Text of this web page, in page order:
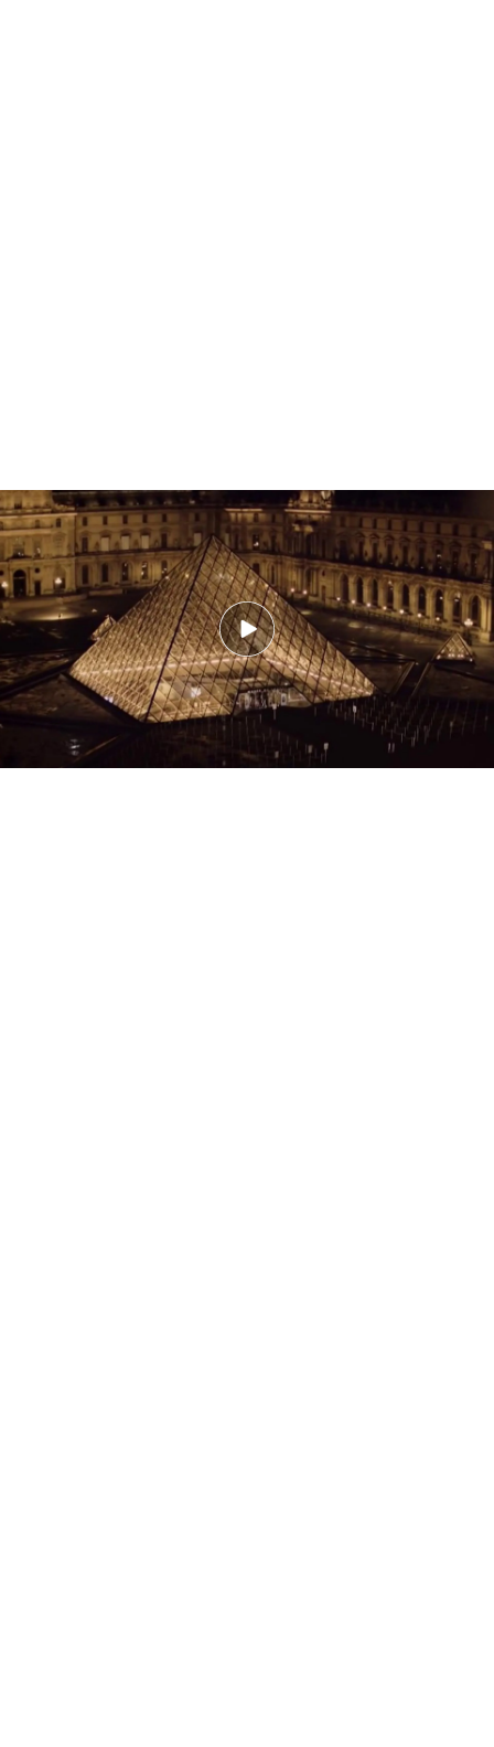
Lupin, la serie que pudo inspirar el robo del Louvre: ¿dará pistas verla?
Laia Forés ha presenciado la vuelta de las infinitas
colas y típicas fotografías junto a la pirámide de la
entrada de la reconocida pinacoteca parisina. Sin
embargo,las puertas de la sala Apolo, hogar de
las reliquias robadas,se mantienen cerradas por
tiempo indefinidoen busca de nuevas pistas de
los ladrones.